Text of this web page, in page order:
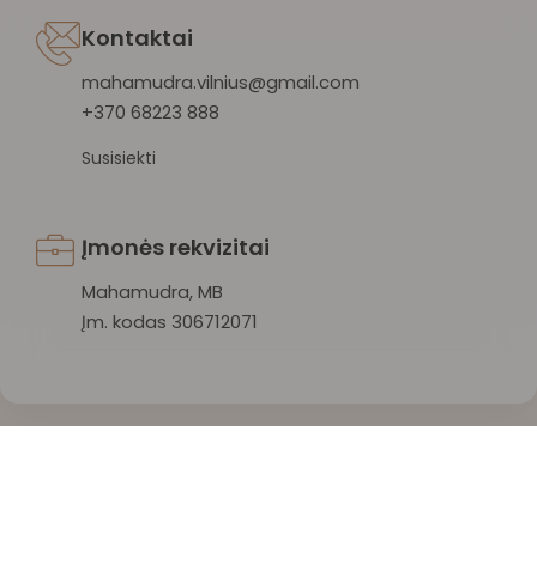
Kontaktai
mahamudra.vilnius@gmail.com
+370 68223 888
Susisiekti
Įmonės rekvizitai
Mahamudra, MB
Įm. kodas 306712071